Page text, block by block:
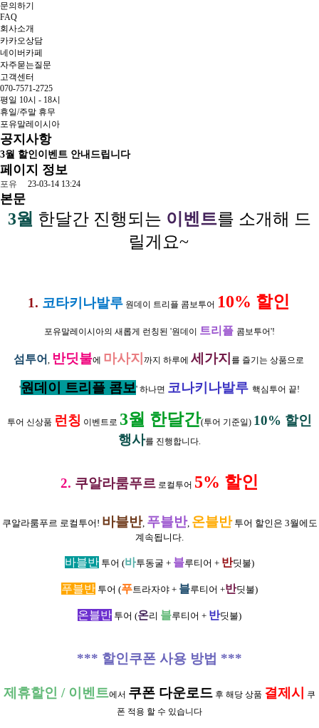
문의하기
FAQ
회사소개
카카오상담
네이버카페
자주묻는질문
고객센터
070-7571-2725
평일 10시 - 18시
휴일/주말 휴무
포유말레이시아
공지사항
3월 할인이벤트 안내드립니다
페이지 정보
포유 23-03-14 13:24
본문
3월 한달간 진행되는 이벤트를 소개해 드
릴게요~
1. 코타키나발루원데이 트리플 콤보투어 10% 할인
포유말레이시아의 새롭게 런칭된 '원데이 트리 플 콤보투어'!
섬투어 , 반딧불에 마사지 까지 하루에 세 가지 를 즐기는 상품으로
'원데이 트리플 콤보' 하나면 코나키나발루 핵심투어 끝!
투어 신상품 런칭 이벤트로 3월 한달간(투어 기준일) 10% 할인
행사를 진행합니다.
2. 쿠알라룸푸르 로컬투어 5% 할인
쿠알라룸푸르 로컬투어! 바블반, 푸블반, 온블반투어 할인은 3월에도
계속됩니다.
바블반 투어 (바투동굴 + 블루티어 + 반딧불)
푸블반 투어 (푸트라자야 + 블루티어 +반딧불)
온블반 투어 (온리 블루티어 + 반딧불)
*** 할인쿠폰 사용 방법 ***
제휴할인 / 이벤트에서 쿠폰 다운로드 후 해당 상품 결제시
쿠
폰 적용 할 수 있습니다